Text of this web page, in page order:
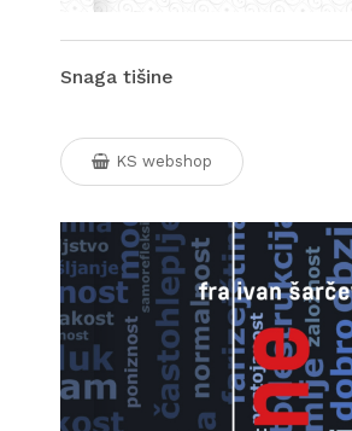
Snaga tišine
KS webshop